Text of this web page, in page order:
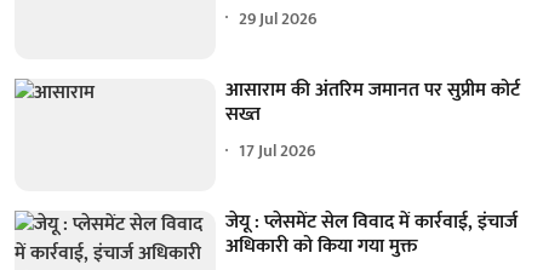
29 Jul 2026
आसाराम की अंतरिम जमानत पर सुप्रीम कोर्ट
सख्त
17 Jul 2026
जेयू : प्लेसमेंट सेल विवाद में कार्रवाई, इंचार्ज
अधिकारी को किया गया मुक्त